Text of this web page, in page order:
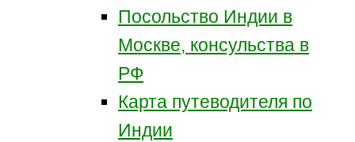
Посольство Индии в
Москве, консульства в
РФ
Карта путеводителя по
Индии